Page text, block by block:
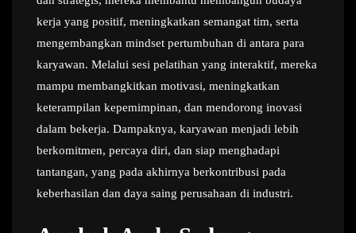
kerja yang positif, meningkatkan semangat tim, serta
mengembangkan mindset pertumbuhan di antara para
karyawan. Melalui sesi pelatihan yang interaktif, mereka
mampu membangkitkan motivasi, meningkatkan
keterampilan kepemimpinan, dan mendorong inovasi
dalam bekerja. Dampaknya, karyawan menjadi lebih
berkomitmen, percaya diri, dan siap menghadapi
tantangan, yang pada akhirnya berkontribusi pada
keberhasilan dan daya saing perusahaan di industri.